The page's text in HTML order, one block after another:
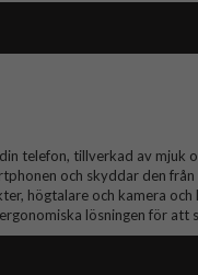
telefon, tillverkad av mjuk
och skyddar den
högtalare och kamera
lösningen för att